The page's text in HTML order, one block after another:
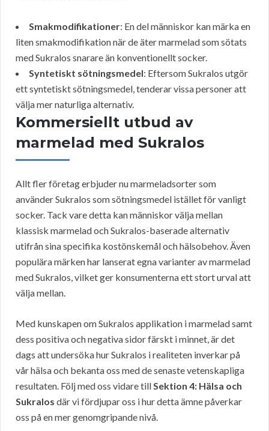
Smakmodifikationer: En del människor kan märka en
liten smakmodifikation när de äter marmelad som sötats
med Sukralos snarare än konventionellt socker.
Syntetiskt sötningsmedel: Eftersom Sukralos utgör
ett syntetiskt sötningsmedel, tenderar vissa personer att
välja mer naturliga alternativ.
Kommersiellt utbud av
marmelad med Sukralos
Allt fler företag erbjuder nu marmeladsorter som
använder Sukralos som sötningsmedel istället för vanligt
socker. Tack vare detta kan människor välja mellan
klassisk marmelad och Sukralos-baserade alternativ
utifrån sina specifika kostönskemål och hälsobehov. Även
populära märken har lanserat egna varianter av marmelad
med Sukralos, vilket ger konsumenterna ett stort urval att
välja mellan.
Med kunskapen om Sukralos applikation i marmelad samt
dess positiva och negativa sidor färskt i minnet, är det
dags att undersöka hur Sukralos i realiteten inverkar på
vår hälsa och bekanta oss med de senaste vetenskapliga
resultaten. Följ med oss vidare tillSektion 4: Hälsa och
Sukralos där vi fördjupar oss i hur detta ämne påverkar
oss på en mer genomgripande nivå.